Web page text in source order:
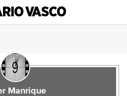
Manrique